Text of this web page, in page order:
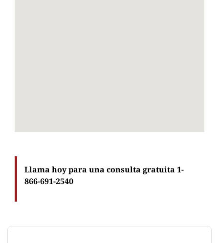
Llama hoy para una consulta gratuita 1-
866-691-2540